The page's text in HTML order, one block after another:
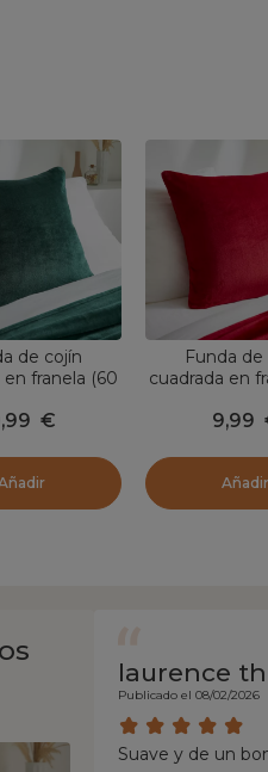
de cojín
en franela (60
€
Funda de
cuadrada en
9,99
Añadir
laurence
Publicado el 08/02/2026
Suave y de un